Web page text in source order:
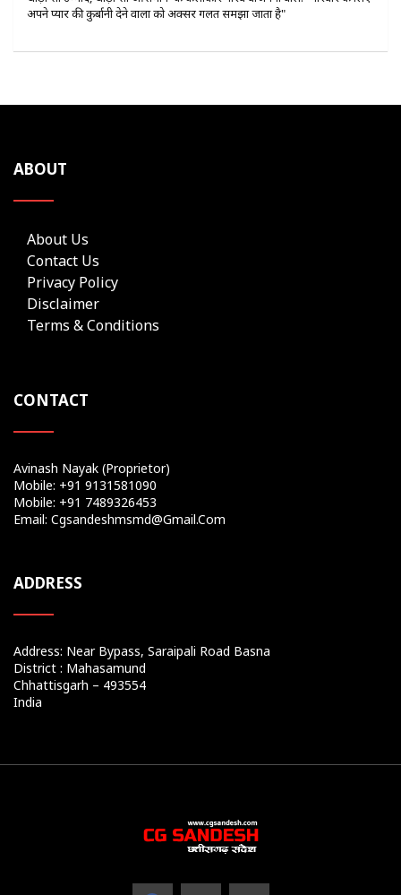
अपने प्यार की कुर्बानी देने वालों को अक्सर गलत समझा जाता है"
ABOUT
About Us
Contact Us
Privacy Policy
Disclaimer
Terms & Conditions
CONTACT
Avinash Nayak (Proprietor)
Mobile: +91 9131581090
Mobile: +91 7489326453
Email: Cgsandeshmsmd@gmail.com
ADDRESS
Address: Near Bypass, Saraipali Road Basna
District : Mahasamund
Chhattisgarh – 493554
India